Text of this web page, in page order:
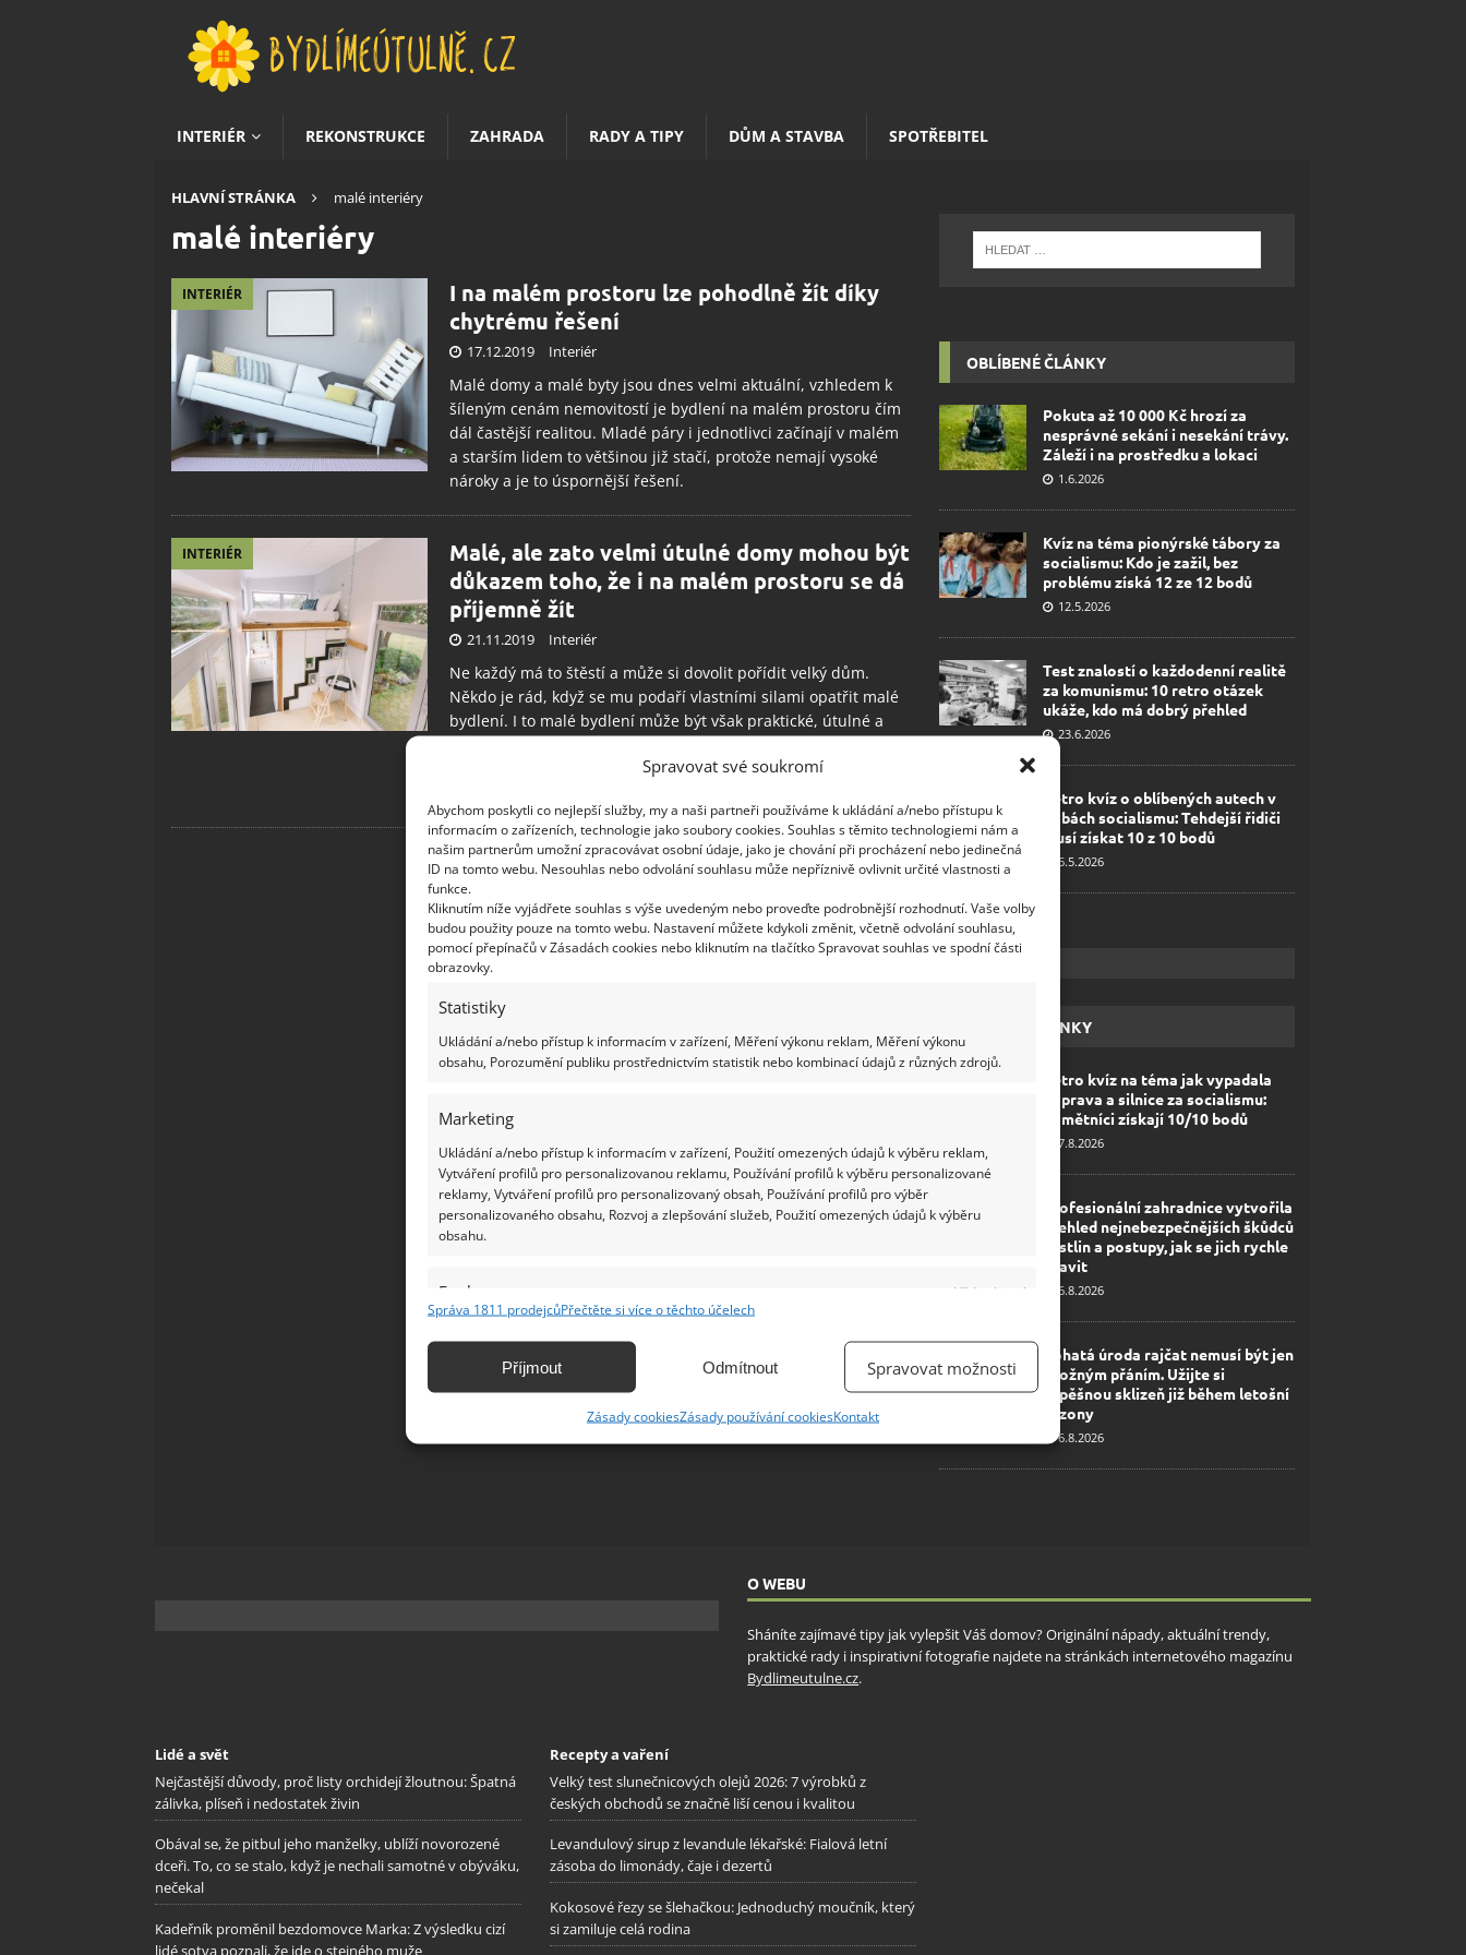
Spravovat své soukromí
Abychom poskytli co nejlepší služby, my a naši partneři používáme k ukládání a/nebo přístupu k
informacím o zařízeních, technologie jako soubory cookies. Souhlas s těmito technologiemi nám a
našim partnerům umožní zpracovávat osobní údaje, jako je chování při procházení nebo jedinečná
ID na tomto webu. Nesouhlas nebo odvolání souhlasu může nepříznivě ovlivnit určité vlastnosti a
funkce.
Kliknutím níže vyjádřete souhlas s výše uvedeným nebo proveďte podrobnější rozhodnutí. Vaše volby
budou použity pouze na tomto webu. Nastavení můžete kdykoli změnit, včetně odvolání souhlasu,
pomocí přepínačů v Zásadách cookies nebo kliknutím na tlačítko Spravovat souhlas ve spodní části
obrazovky.
Statistiky
Ukládání a/nebo přístup k informacím v zařízení, Měření výkonu reklam, Měření výkonu
obsahu, Porozumění publiku prostřednictvím statistik nebo kombinací údajů z různých zdrojů.
Marketing
Ukládání a/nebo přístup k informacím v zařízení, Použití omezených údajů k výběru reklam,
Vytváření profilů pro personalizovanou reklamu, Používání profilů k výběru personalizované
reklamy, Vytváření profilů pro personalizovaný obsah, Používání profilů pro výběr
personalizovaného obsahu, Rozvoj a zlepšování služeb, Použití omezených údajů k výběru
obsahu.
Funkce
Vždy aktivní
Identifikace zařízení na základě automaticky přenášených informací.
základě aktivně vyžádaných informací.
Správa 1811 prodejcůPřečtěte si více o těchto účelech
Příjmout Odmítnout Spravovat možnosti
Zásady cookiesZásady používání cookiesKontakt
INTERIÉR REKONSTRUKCE ZAHRADA RADY A TIPY DŮM A STAVBA SPOTŘEBITEL
HLAVNÍ STRÁNKA malé interiéry
malé interiéry
INTERIÉR
I na malém prostoru lze pohodlně žít díky
chytrému řešení
17.12.2019 Interiér
Malé domy a malé byty jsou dnes velmi aktuální, vzhledem k
šíleným cenám nemovitostí je bydlení na malém prostoru čím
dál častější realitou. Mladé páry i jednotlivci začínají v malém
a starším lidem to většinou již stačí, protože nemají vysoké
nároky a je to úspornější řešení.
INTERIÉR
Malé, ale zato velmi útulné domy mohou být
důkazem toho, že i na malém prostoru se dá
příjemně žít
21.11.2019 Interiér
Ne každý má to štěstí a může si dovolit pořídit velký dům.
Někdo je rád, když se mu podaří vlastními silami opatřit malé
bydlení. I to malé bydlení může být však praktické, útulné a
nutné stále udržovat pořádek, aby skutečně vypadal útulně a
OBLÍBENÉ ČLÁNKY
Pokuta až 10 000 Kč hrozí za
nesprávné sekání i nesekání trávy.
Záleží i na prostředku a lokaci
1.6.2026
Kvíz na téma pionýrské tábory za
socialismu: Kdo je zažil, bez
problému získá 12 ze 12 bodů
12.5.2026
Test znalostí o každodenní realitě
za komunismu: 10 retro otázek
ukáže, kdo má dobrý přehled
23.6.2026
Retro kvíz o oblíbených autech v
dobách socialismu: Tehdejší řidiči
musí získat 10 z 10 bodů
6.5.2026
ŽHAVÉ NOVINKY
Retro kvíz na téma jak vypadala
doprava a silnice za socialismu:
Pamětníci získají 10/10 bodů
7.8.2026
Profesionální zahradnice vytvořila
přehled nejnebezpečnějších škůdců
rostlin a postupy, jak se jich rychle
zbavit
6.8.2026
Bohatá úroda rajčat nemusí být jen
zbožným přáním. Užijte si
úspěšnou sklizeň již během letošní
sezony
6.8.2026
O WEBU
Sháníte zajímavé tipy jak vylepšit Váš domov? Originální nápady, aktuální trendy,
praktické rady i inspirativní fotografie najdete na stránkách internetového magazínu
Bydlimeutulne.cz.
Lidé a svět
Nejčastější důvody, proč listy orchidejí žloutnou: Špatná
zálivka, plíseň i nedostatek živin
Obával se, že pitbul jeho manželky, ublíží novorozené
dceři. To, co se stalo, když je nechali samotné v obýváku,
nečekal
Kadeřník proměnil bezdomovce Marka: Z výsledku cizí
lidé sotva poznali, že jde o stejného muže
Recepty a vaření
Velký test slunečnicových olejů 2026: 7 výrobků z
českých obchodů se značně liší cenou i kvalitou
Levandulový sirup z levandule lékařské: Fialová letní
zásoba do limonády, čaje i dezertů
Kokosové řezy se šlehačkou: Jednoduchý moučník, který
si zamiluje celá rodina